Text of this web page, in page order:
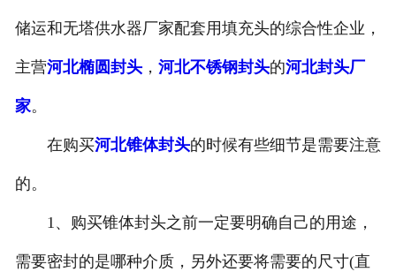
储运和无塔供水器厂家配套用填充头的综合性企业，
主营河北椭圆封头， 河北不锈钢封头的河北封头厂
家。
在购买河北锥体封头的时候有些细节是需要注意
的。
1、购买锥体封头之前一定要明确自己的用途，
需要密封的是哪种介质，另外还要将需要的尺寸(直